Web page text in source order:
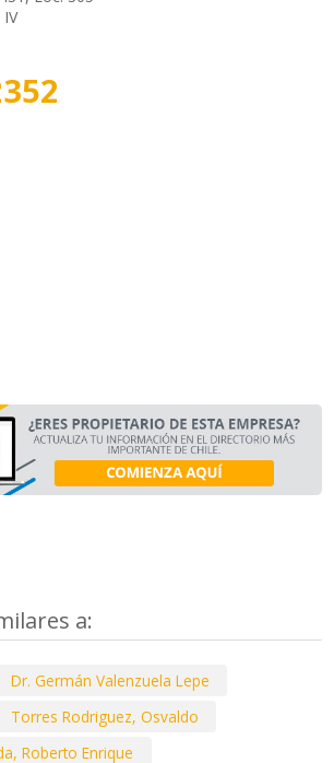
a:
Dr. Germán Valenzuela Lepe
Torres Rodriguez, Osvaldo
Roberto Enrique